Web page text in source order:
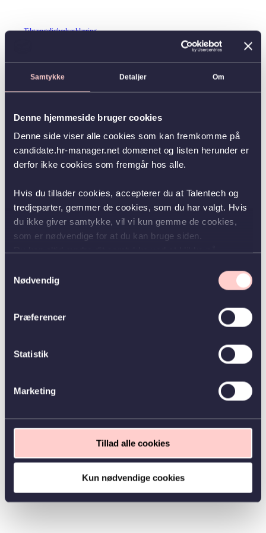
Samtykke Detaljer Om
Denne hjemmeside bruger cookies
Denne side viser alle cookies som kan fremkomme på
candidate.hr-manager.net domænet og listen herunder er
derfor ikke cookies som fremgår hos alle.
Hvis du tillader cookies, accepterer du at Talentech og
tredjeparter, gemmer de cookies, som du har valgt. Hvis
du ikke giver samtykke, vil vi kun gemme de cookies,
som er nødvendige for at du kan bruge siden.
Nødvendig
Præferencer
Statistik
Marketing
Tillad alle cookies
Kun nødvendige cookies
Tilgængelighedserklæring